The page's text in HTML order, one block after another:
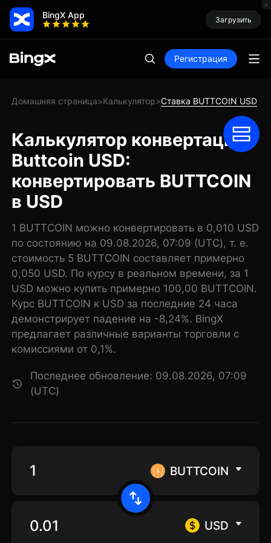
BingX App Загрузить
Регистрация
Домашняя страница>Калькулятор>Ставка BUTTCOIN USD
Калькулятор конвертации
Buttcoin USD:
конвертировать BUTTCOIN
в USD
1 BUTTCOIN можно конвертировать в 0,010 USD
по состоянию на 09.08.2026, 07:09 (UTC), т. е.
стоимость 5 BUTTCOIN составляет примерно
0,050 USD. По курсу в реальном времени, за 1
USD можно купить примерно 100,00 BUTTCOIN.
Курс BUTTCOIN к USD за последние 24 часа
демонстрирует падение на -8,24%. BingX
предлагает различные варианты торговли с
комиссиями от 0,1%.
Последнее обновление: 09.08.2026, 07:09
(UTC)
BUTTCOIN
USD